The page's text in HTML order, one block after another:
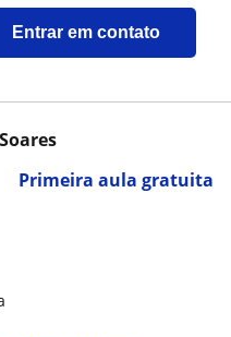
Entrar em contato
Primeira aula gratuita